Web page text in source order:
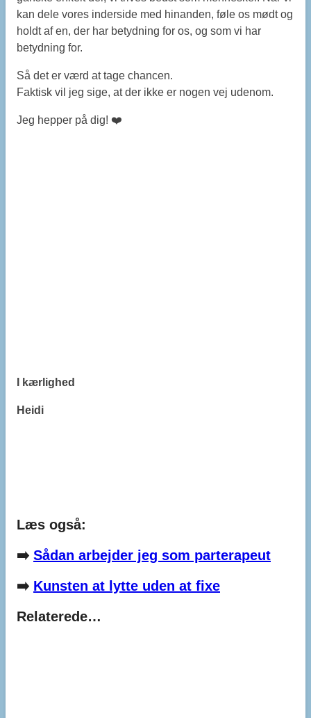
kan dele vores inderside med hinanden, føle os mødt og
holdt af en, der har betydning for os, og som vi har
betydning for.
Så det er værd at tage chancen.
Faktisk vil jeg sige, at der ikke er nogen vej udenom.
Jeg hepper på dig! ❤️
I kærlighed
Heidi
Læs også:
➡️ Sådan arbejder jeg som parterapeut
➡️ Kunsten at lytte uden at fixe
Relaterede…